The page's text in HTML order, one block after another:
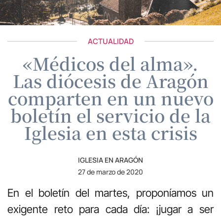
ACTUALIDAD
«Médicos del alma».
Las diócesis de Aragón
comparten en un nuevo
boletín el servicio de la
Iglesia en esta crisis
IGLESIA EN ARAGÓN
27 de marzo de 2020
En el boletín del martes, proponíamos un
exigente reto para cada día: ¡jugar a ser